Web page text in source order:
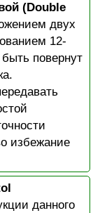
(Double
двух
12-
повернут
избежание
данного